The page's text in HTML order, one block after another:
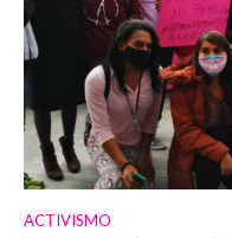
ACTIVISMO